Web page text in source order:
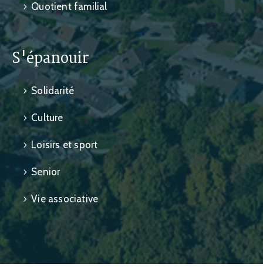
Quotient familial
S'épanouir
Solidarité
Culture
Loisirs et sport
Senior
Vie associative